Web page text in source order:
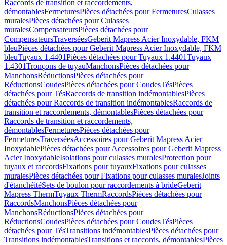
Raccords de transition et raccordements,
démontablesFermeturesPièces détachées pour FermeturesCulasses
muralesPièces détachées pour Culasses
muralesCompensateursPièces détachées pour
CompensateursTraverséesGeberit Mapress Acier Inoxydable, FKM
bleuPièces détachées pour Geberit Mapress Acier Inoxydable, FKM
bleuTuyaux 1.4401Pièces détachées pour Tuyaux 1.4401Tuyaux
1.4301Tronçons de tuyauManchonsPièces détachées pour
ManchonsRéductionsPièces détachées pour
RéductionsCoudesPièces détachées pour CoudesTésPièces
détachées pour TésRaccords de transition indémontablesPièces
détachées pour Raccords de transition indémontablesRaccords de
transition et raccordements, démontablesPièces détachées pour
Raccords de transition et raccordements,
démontablesFermeturesPièces détachées pour
FermeturesTraverséesAccessoires pour Geberit Mapress Acier
InoxydablePièces détachées pour Accessoires pour Geberit Mapress
Acier InoxydableIsolations pour culasses muralesProtection pour
tuyaux et raccordsFixations pour tuyauxFixations pour culasses
muralesPièces détachées pour Fixations pour culasses muralesJoints
d'étanchéitéSets de boulon pour raccordements à brideGeberit
Mapress ThermTuyaux ThermRaccordsPièces détachées pour
RaccordsManchonsPièces détachées pour
ManchonsRéductionsPièces détachées pour
RéductionsCoudesPièces détachées pour CoudesTésPièces
détachées pour TésTransitions indémontablesPièces détachées pour
Transitions indémontablesTransitions et raccords, démontablesPièces